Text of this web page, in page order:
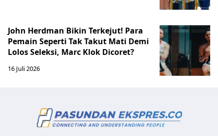
John Herdman Bikin Terkejut! Para
Pemain Seperti Tak Takut Mati Demi
Lolos Seleksi, Marc Klok Dicoret?
16 Juli 2026